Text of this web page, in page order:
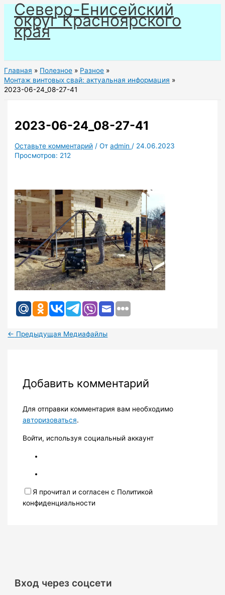
Перейти
содержимому
Северо-Енисейский
округ Красноярского
края
Главная Полезное
Разное
Монтаж винтовых свай: актуальная информация
2023-06-24_08-27-41
2023-06-24_08-27-41
Оставьте комментарий / Отadmin / 24.06.2023
Просмотров: 212
← Предыдущая Медиафайлы
Добавить комментарий
Для отправки комментария вам необходимо
авторизоваться.
Войти, используя социальный аккаунт
Я прочитал и согласен с Политикой
конфиденциальности
Вход через соцсети